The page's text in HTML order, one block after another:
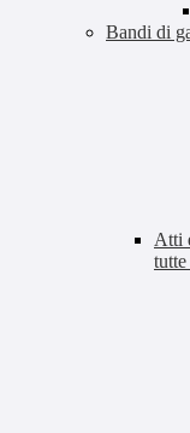
Bandi di
Atti